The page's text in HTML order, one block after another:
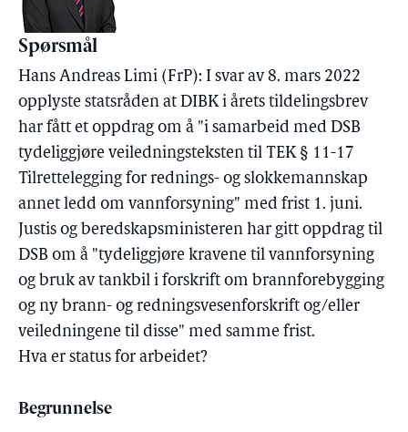
Spørsmål
Hans Andreas Limi (FrP): I svar av 8. mars 2022
opplyste statsråden at DIBK i årets tildelingsbrev
har fått et oppdrag om å "i samarbeid med DSB
tydeliggjøre veiledningsteksten til TEK § 11-17
Tilrettelegging for rednings- og slokkemannskap
annet ledd om vannforsyning" med frist 1. juni.
Justis og beredskapsministeren har gitt oppdrag til
DSB om å "tydeliggjøre kravene til vannforsyning
og bruk av tankbil i forskrift om brannforebygging
og ny brann- og redningsvesenforskrift og/eller
veiledningene til disse" med samme frist.
Hva er status for arbeidet?
Begrunnelse